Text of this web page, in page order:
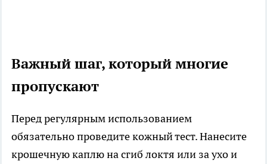
Важный шаг, который многие
пропускают
Перед регулярным использованием
обязательно проведите кожный тест. Нанесите
крошечную каплю на сгиб локтя или за ухо и